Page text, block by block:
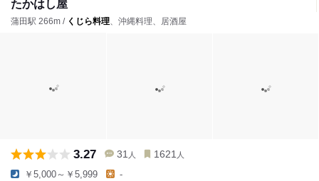
たかはし屋
蒲田駅 266m / くじら料理、沖縄料理、居酒屋
3.27 31 人 1621 人
￥5,000～￥5,999 -